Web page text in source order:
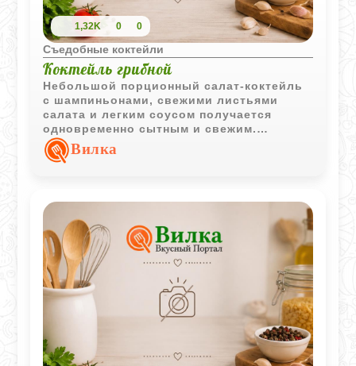
1,32K 0 0
Съедобные коктейли
Коктейль грибной
Небольшой порционный салат-коктейль
с шампиньонами, свежими листьями
салата и легким соусом получается
одновременно сытным и свежим.
Эффектная подача в бокале делает
закуску особенно привлекательной.
Вилка